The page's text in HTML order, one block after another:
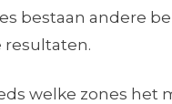
bestaan andere
resultaten.
welke zones het